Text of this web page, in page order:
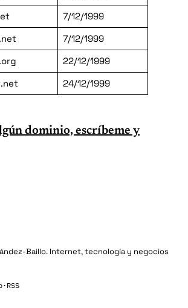
7/12/1999
7/12/1999
22/12/1999
24/12/1999
dominio, escríbeme y
Baillo. Internet, tecnología y negocios
· RSS